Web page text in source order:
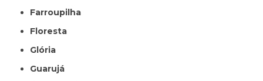
Farroupilha
Floresta
Glória
Guarujá